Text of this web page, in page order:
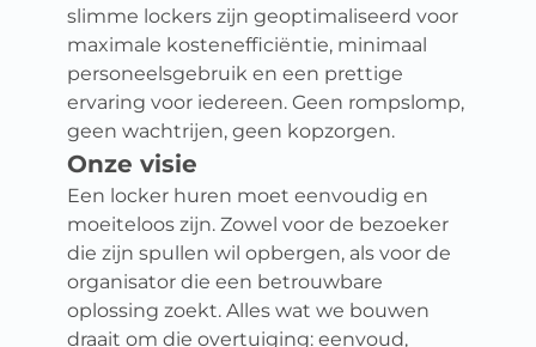
slimme lockers zijn geoptimaliseerd voor
maximale kostenefficiëntie, minimaal
personeelsgebruik en een prettige
ervaring voor iedereen. Geen rompslomp,
geen wachtrijen, geen kopzorgen.
Onze visie
Een locker huren moet eenvoudig en
moeiteloos zijn. Zowel voor de bezoeker
die zijn spullen wil opbergen, als voor de
organisator die een betrouwbare
oplossing zoekt. Alles wat we bouwen
draait om die overtuiging: eenvoud,